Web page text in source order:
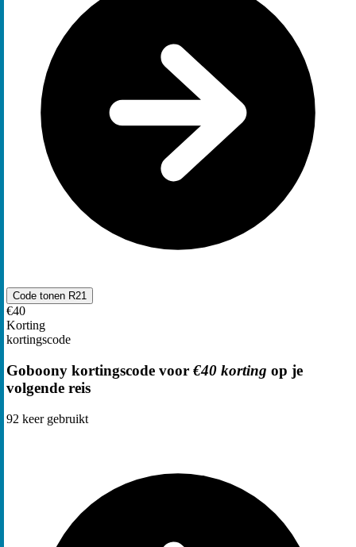
Code tonen R21
€40
Korting
kortingscode
Goboony kortingscode voor €40 korting op je
volgende reis
92 keer gebruikt